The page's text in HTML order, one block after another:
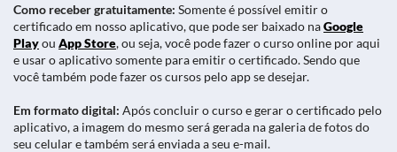
Como receber gratuitamente: Somente é possível emitir o
certificado em nosso aplicativo, que pode ser baixado naGoogle
Playou App Store, ou seja, você pode fazer o curso online por aqui
e usar o aplicativo somente para emitir o certificado. Sendo que
você também pode fazer os cursos pelo app se desejar.
Em formato digital: Após concluir o curso e gerar o certificado pelo
aplicativo, a imagem do mesmo será gerada na galeria de fotos do
seu celular e também será enviada a seu e-mail.